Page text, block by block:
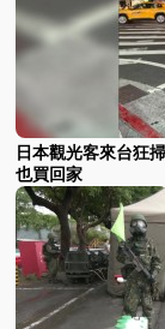
日本觀光客來台狂
也買回家